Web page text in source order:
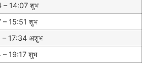
– 14:07 शुभ
– 15:51 शुभ
– 17:34 अशुभ
– 19:17 शुभ